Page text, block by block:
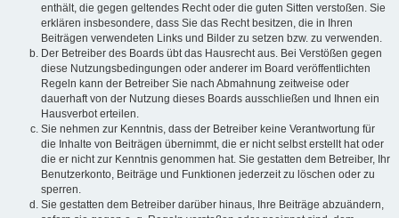
enthält, die gegen geltendes Recht oder die guten Sitten verstoßen. Sie
erklären insbesondere, dass Sie das Recht besitzen, die in Ihren
Beiträgen verwendeten Links und Bilder zu setzen bzw. zu verwenden.
Der Betreiber des Boards übt das Hausrecht aus. Bei Verstößen gegen
diese Nutzungsbedingungen oder anderer im Board veröffentlichten
Regeln kann der Betreiber Sie nach Abmahnung zeitweise oder
dauerhaft von der Nutzung dieses Boards ausschließen und Ihnen ein
Hausverbot erteilen.
Sie nehmen zur Kenntnis, dass der Betreiber keine Verantwortung für
die Inhalte von Beiträgen übernimmt, die er nicht selbst erstellt hat oder
die er nicht zur Kenntnis genommen hat. Sie gestatten dem Betreiber, Ihr
Benutzerkonto, Beiträge und Funktionen jederzeit zu löschen oder zu
sperren.
Sie gestatten dem Betreiber darüber hinaus, Ihre Beiträge abzuändern,